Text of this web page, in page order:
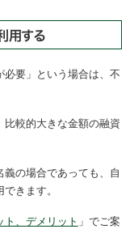
用する
必要」という場合は、不
較的大きな金額の融資
の場合であっても、自
きます。
、デメリット 」でご案